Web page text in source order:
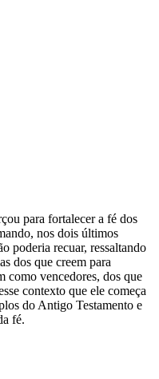
para fortalecer a fé dos
nos dois últimos
poderia recuar, ressaltando
dos que creem para
como vencedores, dos que
contexto que ele começa
do Antigo Testamento e
fé.